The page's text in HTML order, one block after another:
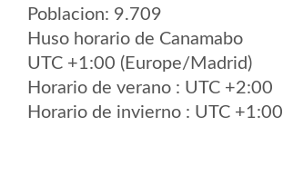
Poblacion: 9.709
Huso horario de Canamabo
UTC +1:00 (Europe/Madrid)
Horario de verano : UTC +2:00
Horario de invierno : UTC +1:00